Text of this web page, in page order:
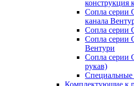
конструкция
Сопла серии
канала
Сопла серии
Сопла серии
Вентури
Сопла серии
рукав)
Специальные
Комплектующие к